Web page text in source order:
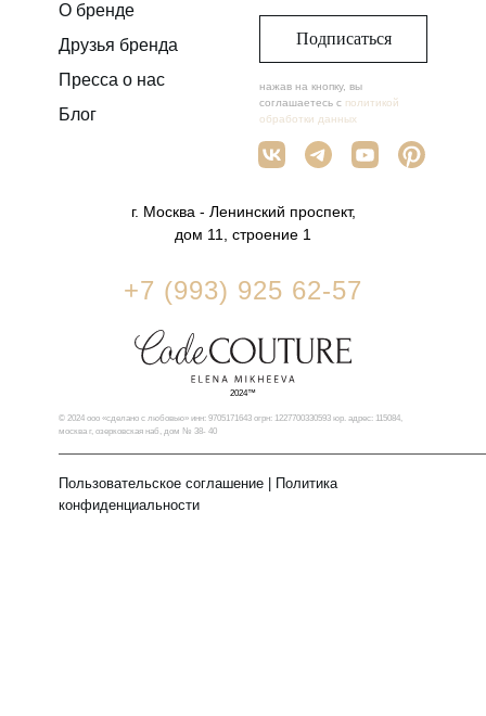
© 2024 ооо «сделано с любовью» инн: 9705171643 огрн: 1227700330593 юр. адрес: 115084,
москва г, озерковская наб, дом № 38- 40
О бренде
Друзья бренда
Пресса о нас
Блог
Пользовательское соглашение
Политика
конфиденциальности
Подписаться
2024™
нажав на кнопку, вы
соглашаетесь с политикой
обработки данных
г. Москва - Ленинский проспект,
дом 11, строение 1
+7 (993) 925 62-57